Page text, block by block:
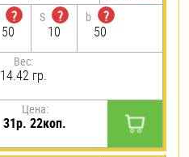
?
50
S
?
10
b
?
50
Вес:
14.42 гр.
Цена:
31р. 22коп.